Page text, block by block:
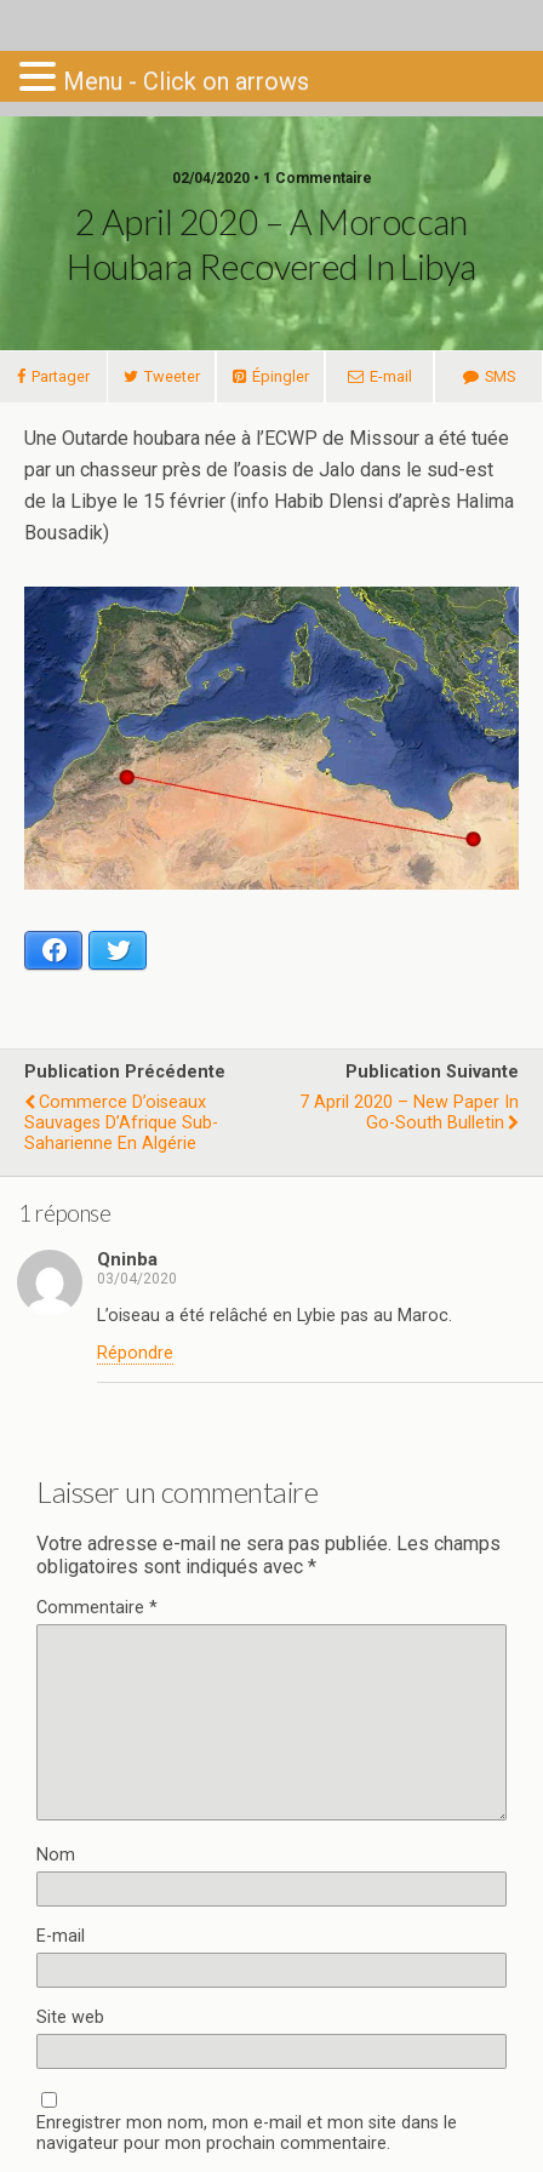
Go-South
02/04/2020 • 1 Commentaire
2 April 2020 – A Moroccan
Houbara Recovered In Libya
Partager Tweeter Épingler E-mail SMS
Une Outarde houbara née à l’ECWP de Missour a été tuée
par un chasseur près de l’oasis de Jalo dans le sud-est
de la Libye le 15 février (info Habib Dlensi d’après Halima
Bousadik)
Facebook
Publication Précédente
Commerce D’oiseaux
Sauvages D’Afrique Sub-
Saharienne En Algérie
Publication Suivante
7 April 2020 – New Paper In
Go-South Bulletin
1 réponse
Qninba
03/04/2020
L’oiseau a été relâché en Lybie pas au Maroc.
Répondre
Laisser un commentaire
Votre adresse e-mail ne sera pas publiée. Les champs
obligatoires sont indiqués avec *
Commentaire *
Nom
E-mail
Site web
Enregistrer mon nom, mon e-mail et mon site dans le
navigateur pour mon prochain commentaire.
Menu - Click on arrows